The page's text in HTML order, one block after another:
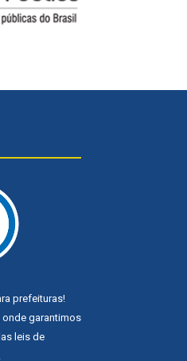
prefeituras!
garantimos
leis de